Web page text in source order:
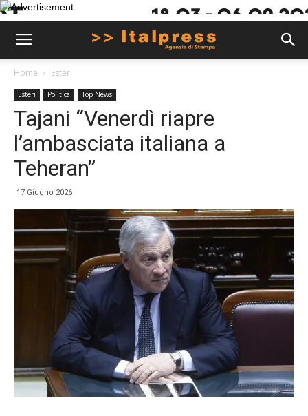
Home Esteri
Esteri Politica Top News
Tajani “Venerdì riapre
l’ambasciata italiana a
Teheran”
17 Giugno 2026